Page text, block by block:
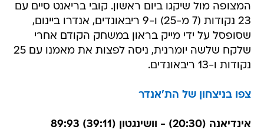
המצופה מול שיקגו ביום ראשון. קובי בריאנט סיים עם
23 נקודות (7 מ-25) ו-9 ריבאונדים, אנדרו ביינום,
שסופסל על ידי מייק בראון במשחק הקודם אחרי
שלקח שלשה יומרנית, ניסה לפצות את מאמנו עם 25
נקודות ו-13 ריבאונדים.
צפו בניצחון של הת'אנדר
אינדיאנה (20:30) - וושינגטון (39:11) 89:93